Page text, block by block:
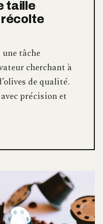
taille
récolte
tâche
cherchant à
de qualité.
précision et